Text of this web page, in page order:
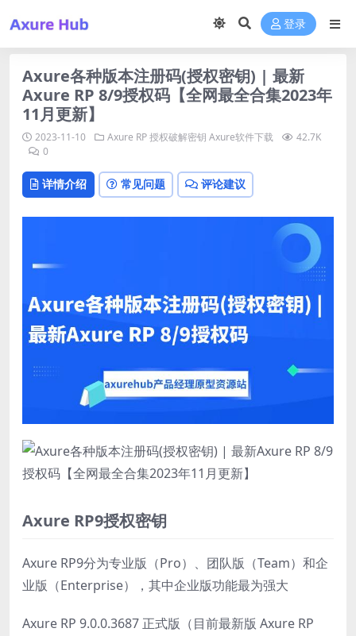
登录
Axure各种版本注册码(授权密钥) | 最新
Axure RP 8/9授权码【全网最全合集2023年
11月更新】
2023-11-10 Axure RP 授权破解密钥 Axure软件下载
42.7K
0
详情介绍 常见问题 评论建议
Axure RP9授权密钥
Axure RP9分为专业版（Pro）、团队版（Team）和企
业版（Enterprise），其中企业版功能最为强大
Axure RP 9.0.0.3687 正式版（目前最新版 Axure RP